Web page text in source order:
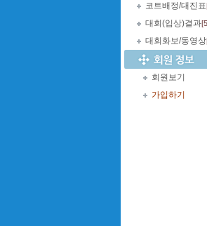
코트배정/대진표
대회(입상)결과
대회화보/동영상
회원보기
가입하기